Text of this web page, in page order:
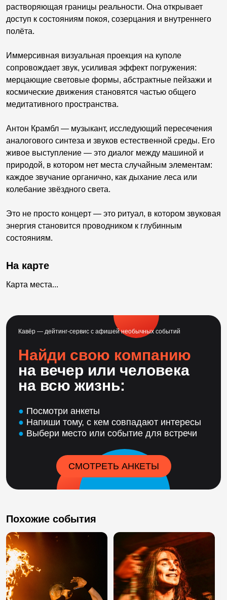
растворяющая границы реальности. Она открывает
доступ к состояниям покоя, созерцания и внутреннего
полёта.
Иммерсивная визуальная проекция на куполе
сопровождает звук, усиливая эффект погружения:
мерцающие световые формы, абстрактные пейзажи и
космические движения становятся частью общего
медитативного пространства.
Антон Крамбл — музыкант, исследующий пересечения
аналогового синтеза и звуков естественной среды. Его
живое выступление — это диалог между машиной и
природой, в котором нет места случайным элементам:
каждое звучание органично, как дыхание леса или
колебание звёздного света.
Это не просто концерт — это ритуал, в котором звуковая
энергия становится проводником к глубинным
состояниям.
На карте
Карта места...
Кавёр — дейтинг-сервис с афишей необычных событий
Найди свою компанию
на вечер или человека
на всю жизнь:
● Посмотри анкеты
● Напиши тому, с кем совпадают интересы
● Выбери место или событие для встречи
СМОТРЕТЬ АНКЕТЫ
Похожие события